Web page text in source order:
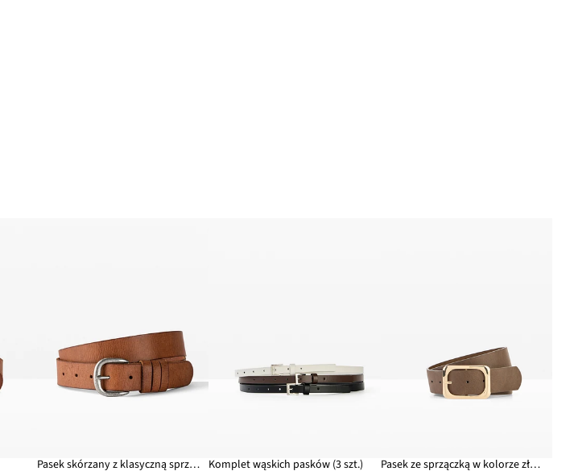
Pasek skórzany z klasyczną sprzączką Komplet wąskich pasków (3 szt.) Pasek ze sprzączką w kolorze złota